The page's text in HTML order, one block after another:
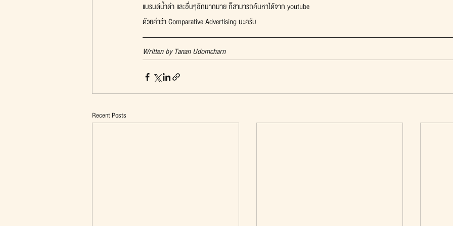
แบรนด์น้ำดำ และอื่นๆอีกมากมาย ก็สามารถค้นหาได้จาก youtube
ด้วยคำว่า Comparative Advertising นะครับ
Written by Tanan Udomcharn
Recent Posts